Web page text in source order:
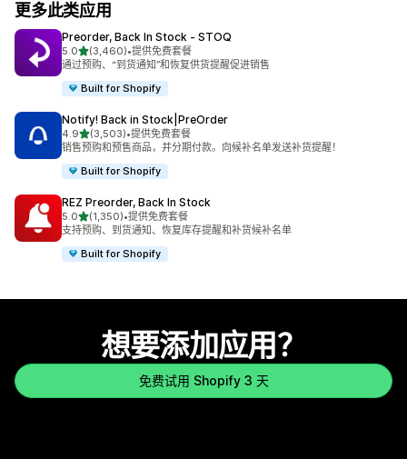
更多此类应用
Preorder, Back In Stock ‑ STOQ
5.0星（满分 5 星）
(3,460)
总共 3460 条评论
•提供免费套餐
通过预购、“到货通知”和恢复供货提醒促进销售
Built for Shopify
Notify! Back in Stock|PreOrder
4.9星（满分 5 星）
(3,503)
总共 3503 条评论
•提供免费套餐
销售预购和预售商品，并分期付款。向候补名单发送补货提醒！
Built for Shopify
REZ Preorder, Back In Stock
5.0星（满分 5 星）
(1,350)
总共 1350 条评论
•提供免费套餐
支持预购、到货通知、恢复库存提醒和补货候补名单
Built for Shopify
想要添加应用？
免费试用 Shopify 3 天